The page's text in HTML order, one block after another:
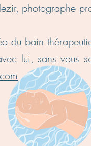
photographe
du bain
lui, sans vous